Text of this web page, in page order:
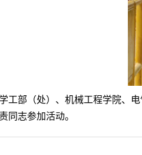
学工部（处）、机械工程学院、
同志参加活动。